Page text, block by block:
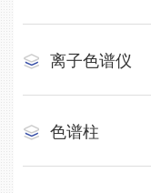
离子色谱仪
色谱柱